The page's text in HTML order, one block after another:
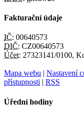
Fakturační údaje
IČ: 00640573
DIČ: CZ00640573
Účet: 27323141/0100,
Mapa webu | Nastavení
přístupnosti | RSS
Úřední hodiny